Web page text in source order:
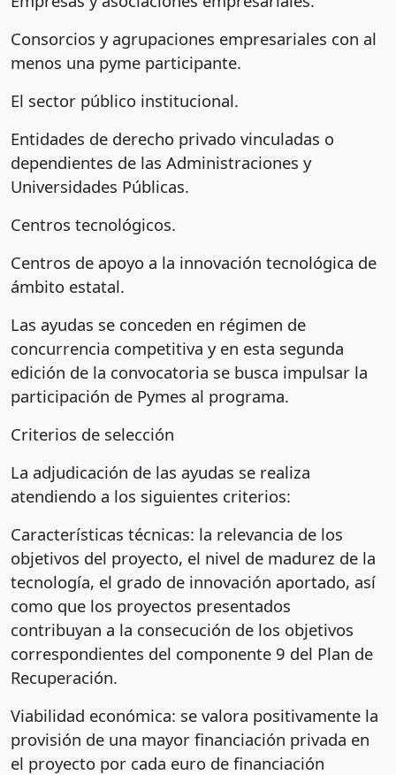
Consorcios y agrupaciones empresariales con al
menos una pyme participante.
El sector público institucional.
Entidades de derecho privado vinculadas o
dependientes de las Administraciones y
Universidades Públicas.
Centros tecnológicos.
Centros de apoyo a la innovación tecnológica de
ámbito estatal.
Las ayudas se conceden en régimen de
concurrencia competitiva y en esta segunda
edición de la convocatoria se busca impulsar la
participación de Pymes al programa.
Criterios de selección
La adjudicación de las ayudas se realiza
atendiendo a los siguientes criterios:
Características técnicas: la relevancia de los
objetivos del proyecto, el nivel de madurez de la
tecnología, el grado de innovación aportado, así
como que los proyectos presentados
contribuyan a la consecución de los objetivos
correspondientes del componente 9 del Plan de
Recuperación.
Viabilidad económica: se valora positivamente la
provisión de una mayor financiación privada en
el proyecto por cada euro de financiación